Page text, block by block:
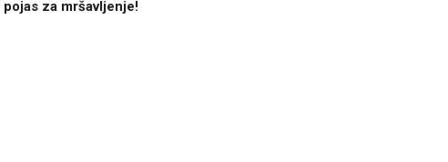
pojas za mršavljenje!